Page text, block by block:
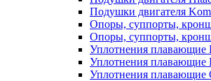
Подушки двигателя
Опоры, суппорты,
Опоры, суппорты,
Уплотнения плавающие
Уплотнения плавающие
Уплотнения плавающие